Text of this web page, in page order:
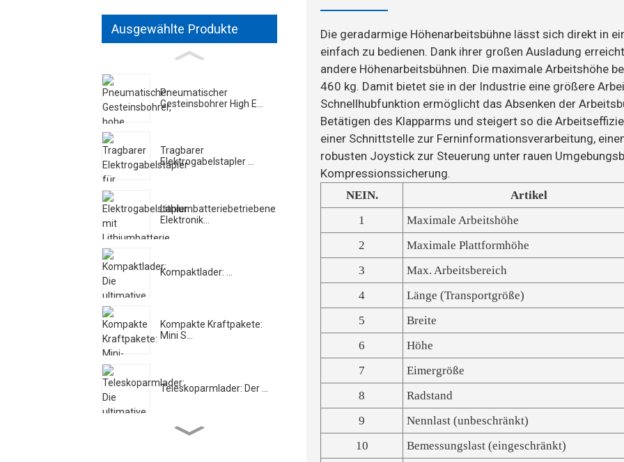
Ausgewählte Produkte
Pneumatischer
Gesteinsbohrer High E...
Tragbarer
Elektrogabelstapler ...
Lithiumbatteriebetriebene
Elektronik...
Kompaktlader: ...
Kompakte Kraftpakete:
Mini S...
Teleskoparmlader: Der ...
Hydraulisch
Die geradarmige Höhenarbeitsbühne lässt sich direkt in
einfach zu bedienen. Dank ihrer großen Ausladung
andere Höhenarbeitsbühnen. Die maximale Arbeitshöhe
460 kg. Damit bietet sie in der Industrie eine größere
Schnellhubfunktion ermöglicht das Absenken der
Betätigen des Klapparms und steigert so die
einer Schnittstelle zur Ferninformationsverarbeitung,
robusten Joystick zur Steuerung unter rauen
Kompressionssicherung.
NEIN.
Artikel
1
Maximale Arbeitshöhe
2
Maximale Plattformhöhe
3
Max. Arbeitsbereich
4
Länge (Transportgröße)
5
Breite
6
Höhe
7
Eimergröße
8
Radstand
9
Nennlast (unbeschränkt)
10
Bemessungslast (eingeschränkt)